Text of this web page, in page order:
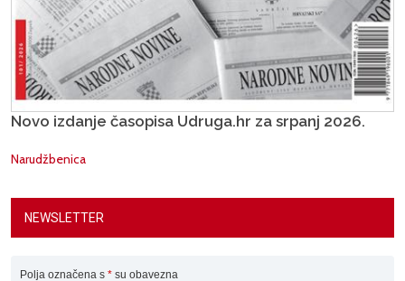
Novo izdanje časopisa Udruga.hr za srpanj 2026.
Narudžbenica
NEWSLETTER
Polja označena s * su obavezna